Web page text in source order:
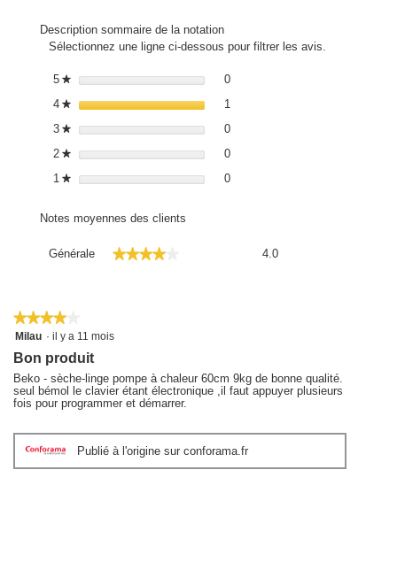
Description sommaire de la notation
Sélectionnez une ligne ci-dessous pour filtrer les avis.
5 ★étoiles 00 avis avec 5 étoiles.
Sélectionnez pour filtrer les
4 ★étoiles 1
3 ★étoiles 00 avis avec 3 étoiles.
Sélectionnez pour filtrer les
2 ★étoiles 00 avis avec 2 étoiles.
Sélectionnez pour filtrer les
1 ★étoiles 00 avis avec 1 étoile.
Sélectionnez pour filtrer les
Notes moyennes des clients
Générale ★★★★★
★★★★★ 4.0
4
sur
★★★★★
★★★★★
4
5
Milau · il y a 11 mois
Bon produit
Beko - sèche-linge pompe à chaleur 60cm 9kg de bonne qualité.
seul bémol le clavier étant électronique ,il faut appuyer plusieurs
fois pour programmer et démarrer.
Publié à l'origine sur conforama.fr